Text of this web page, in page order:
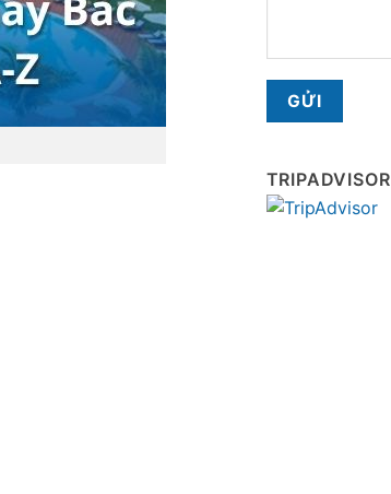
TRIPADVISOR